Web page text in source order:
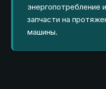
энергопотребление
запчасти на
машины.